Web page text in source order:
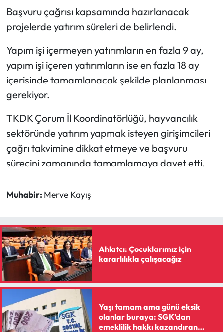
Başvuru çağrısı kapsamında hazırlanacak
projelerde yatırım süreleri de belirlendi.
Yapım işi içermeyen yatırımların en fazla 9 ay,
yapım işi içeren yatırımların ise en fazla 18 ay
içerisinde tamamlanacak şekilde planlanması
gerekiyor.
TKDK Çorum İl Koordinatörlüğü, hayvancılık
sektöründe yatırım yapmak isteyen girişimcileri
çağrı takvimine dikkat etmeye ve başvuru
sürecini zamanında tamamlamaya davet etti.
Muhabir: Merve Kayış
Ahlatcı: Çocuklarımız için
kararlılıkla çalışacağız
Yaşı tamam ama günü eksik
olanlar buraya: SGK’dan
emeklilik hakkı kazandıran